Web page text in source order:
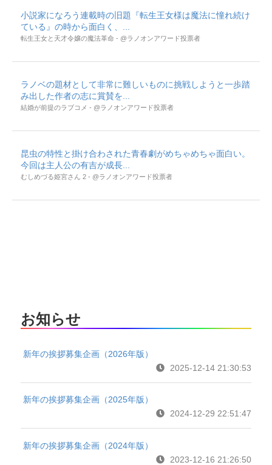
小説家になろう連載時の旧題『転生王女様は魔法に憧れ続け
ている』の時から面白く、...
転生王女と天才令嬢の魔法革命 - @ラノオンアワード投票者
ラノベの題材として非常に難しいものに挑戦しようと一歩踏
み出した作者の志に賞賛を...
結婚が前提のラブコメ - @ラノオンアワード投票者
昆虫の特性と掛け合わされた青春劇がめちゃめちゃ面白い。
今回は主人公の有吉が成長...
むしめづる姫宮さん 2 - @ラノオンアワード投票者
お知らせ
新年の挨拶募集企画（2026年版）
2025-12-14 21:30:53
新年の挨拶募集企画（2025年版）
2024-12-29 22:51:47
新年の挨拶募集企画（2024年版）
2023-12-16 21:26:50